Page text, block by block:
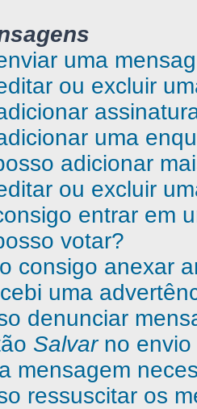
uma
ou excluir
uma
adicionar
ou excluir
entrar em
votar?
consigo anexar
uma
denunciar
Salvarno envio
mensagem
ressuscitar os